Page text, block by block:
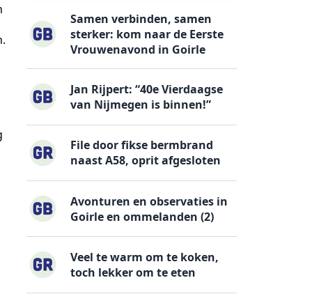
Samen verbinden, samen
sterker: kom naar de Eerste
Vrouwenavond in Goirle
Jan Rijpert: “40e Vierdaagse
van Nijmegen is binnen!”
File door fikse bermbrand
naast A58, oprit afgesloten
Avonturen en observaties in
Goirle en ommelanden (2)
Veel te warm om te koken,
toch lekker om te eten